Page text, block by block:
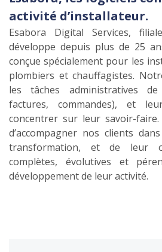
activité d’installateur.
Esabora Digital Services,
développe depuis plus de 25
conçue spécialement pour les
plombiers et chauffagistes.
les tâches administratives
factures, commandes), et
concentrer sur leur savoir-
d’accompagner nos clients
transformation, et de leur
complètes, évolutives et
développement de leur activité.